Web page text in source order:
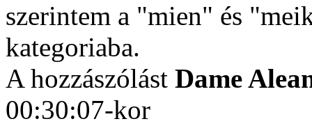
szerintem a "mien" és
kategoriaba.
A hozzászólást Dame
00:30:07-kor